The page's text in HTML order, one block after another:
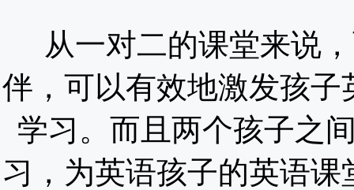
从一对二的课堂来说
伴，可以有效地激发孩
学习。而且两个孩子之
习，为英语孩子的英语